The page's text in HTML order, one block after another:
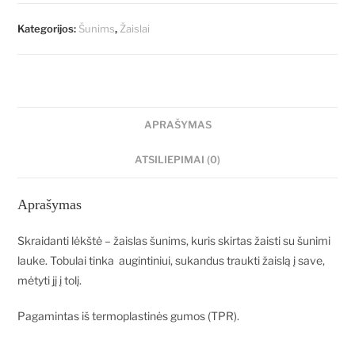
Kategorijos: Šunims,Žaislai
APRAŠYMAS
ATSILIEPIMAI (0)
Aprašymas
Skraidanti lėkštė – žaislas šunims, kuris skirtas žaisti su šunimi
lauke. Tobulai tinka augintiniui, sukandus traukti žaislą į save,
mėtyti jį į tolį.
Pagamintas iš termoplastinės gumos (TPR).